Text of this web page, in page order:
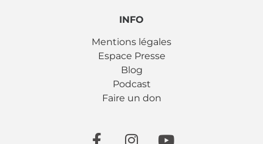
INFO
Mentions légales
Espace Presse
Blog
Podcast
Faire un don